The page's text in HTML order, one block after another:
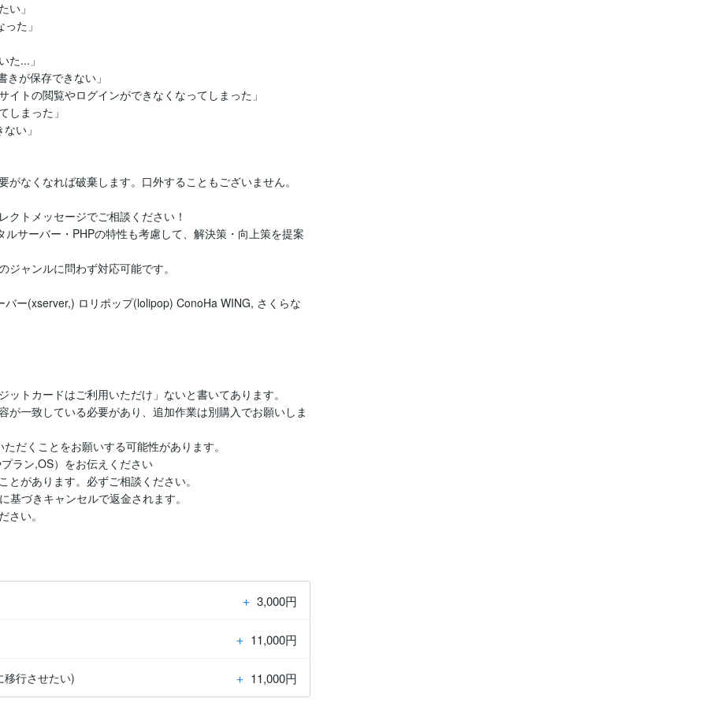
い」
た」
た...」
が保存できない」
トの閲覧やログインができなくなってしまった」
しまった」
い」
なくなれば破棄します。口外することもございません。
トメッセージでご相談ください！
サーバー・PHPの特性も考慮して、解決策・向上策を提案
ャンルに問わず対応可能です。
ー(xserver,) ロリポップ(lolipop) ConoHa WING, さくらな
トカードはご利用いただけ」ないと書いてあります。
一致している必要があり、追加作業は別購入でお願いしま
だくことをお願いする可能性があります。
ラン,OS）をお伝えください
があります。必ずご相談ください。
づきキャンセルで返金されます。
さい。
＋ 3,000円
＋ 11,000円
移行させたい) ＋ 11,000円